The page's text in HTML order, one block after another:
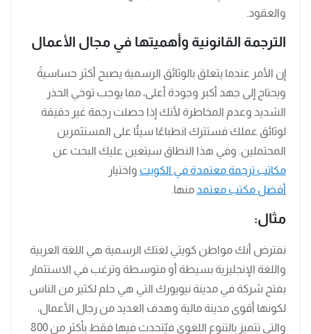
والعقود.
الترجمة القانونية وأهميتها في مجال الأعمال
إن الأمر عندما يتعلق بالوثائق الرسمية يصبح أكثر حساسيةً
ويحتاج إلى جهد أكبر وجودة أعلى، مما يوجب توخي الحذر
الشديد وعدم المخاطرة لأنك إذا حصلت رجمة غير دقيقة
لوثائق عملك فستترك انطباعًا سيئًا على المستثمرين
المحتملين. وفي هذا النطاق سيتعين عليك البحث عن
مكاتب ترجمة معتمدة في الكويت واختيار
أفضل مكتب معتمد منها.
مثال:
نفترض أنك مواطن كويتي لغتك الرسمية هي اللغة العربية
واللغة الإنجليزية بسيطة أو متوسطة وترغب في الاستثمار
بفتح شركة في مدينة نيويورك التي هي حلم لكثير من الناس
لكونها أقوى مدينة مالية وهدف العديد من رجال الأعمال،
والتي تتميز بالتنوع اللغوي فيٌتحدث فيها فقط بأكثر من 800